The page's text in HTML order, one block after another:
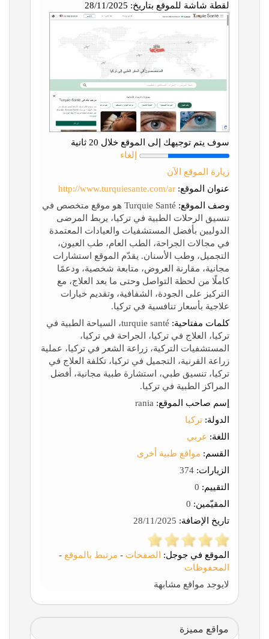
لقطة شاشة للموقع بتاريخ:
سوف يتم توجيهك إلى الموقع خلال 20 ثانية
إلغاء
زيارة الموقع الآن
عنوان الموقع: http://www.turquiesante.com/ar
وصف الموقع:
Turquie Santé هو موقع متخصص في
تنسيق الرحلات الطبية في تركيا، يربط المرضى
الدوليين بأفضل المستشفيات والعيادات المعتمدة
في مجالات الجراحة، الطب العام، طب العيون،
التجميل، وطب الأسنان. يقدّم الموقع استشارات
مجانية، مقارنة العروض، متابعة شخصية، ودعمًا
كاملًا من لحظة التواصل وحتى ما بعد العلاج، مع
التركيز على الجودة، الشفافية، وتقديم خيارات
علاجية بأسعار تنافسية في تركيا.
كلمات مفتاحية:
turquie santé، السياحة الطبية في
تركيا، العلاج في تركيا، الجراحة في تركيا،
المستشفيات التركية، زراعة الشعر في تركيا، عملية
زراعة القرنية، التجميل في تركيا، تكلفة العلاج في
تركيا، تنسيق طبي، استشارة طبية مجانية، أفضل
المراكز الطبية في تركيا.
إسم صاحب الموقع:
الدولة: تركيا
اللغة: عربي
القسم: مواقع طبية أخرى
الزيارات:
التقييم:
المقيّمين:
تاريخ الإضافة:
الموقع في جوجل: الصفحات - مرتبط بالموقع -
المحفوظات
لايوجد مواقع مشابهة
مواقع مميزة